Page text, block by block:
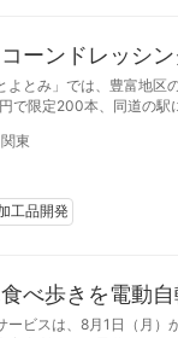
ーンドレッシ
よとみ」では、豊富地区
で限定200本、同道の駅
関東
工品開発
べ歩きを電動
ービスは、8月1日（月）